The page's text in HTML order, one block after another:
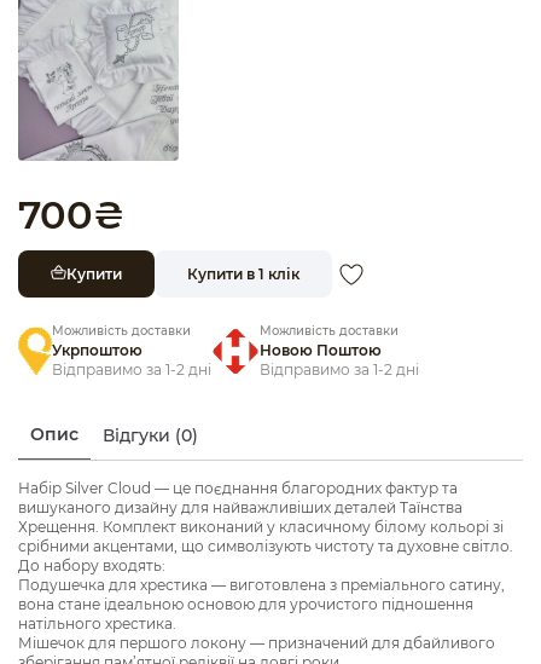
700₴
Купити Купити в 1 клік
Можливість доставки
Укрпоштою
Відправимо за 1-2 дні
Можливість доставки
Новою Поштою
Відправимо за 1-2 дні
Опис Відгуки (0)
Набір Silver Cloud — це поєднання благородних фактур та
вишуканого дизайну для найважливіших деталей Таїнства
Хрещення. Комплект виконаний у класичному білому кольорі зі
срібними акцентами, що символізують чистоту та духовне світло.
До набору входять:
Подушечка для хрестика — виготовлена з преміального сатину,
вона стане ідеальною основою для урочистого підношення
натільного хрестика.
Мішечок для першого локону — призначений для дбайливого